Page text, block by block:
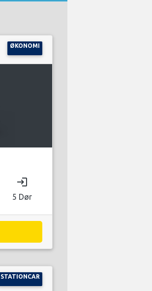
ØKONOMI
login
5 Dør
STATIONCAR